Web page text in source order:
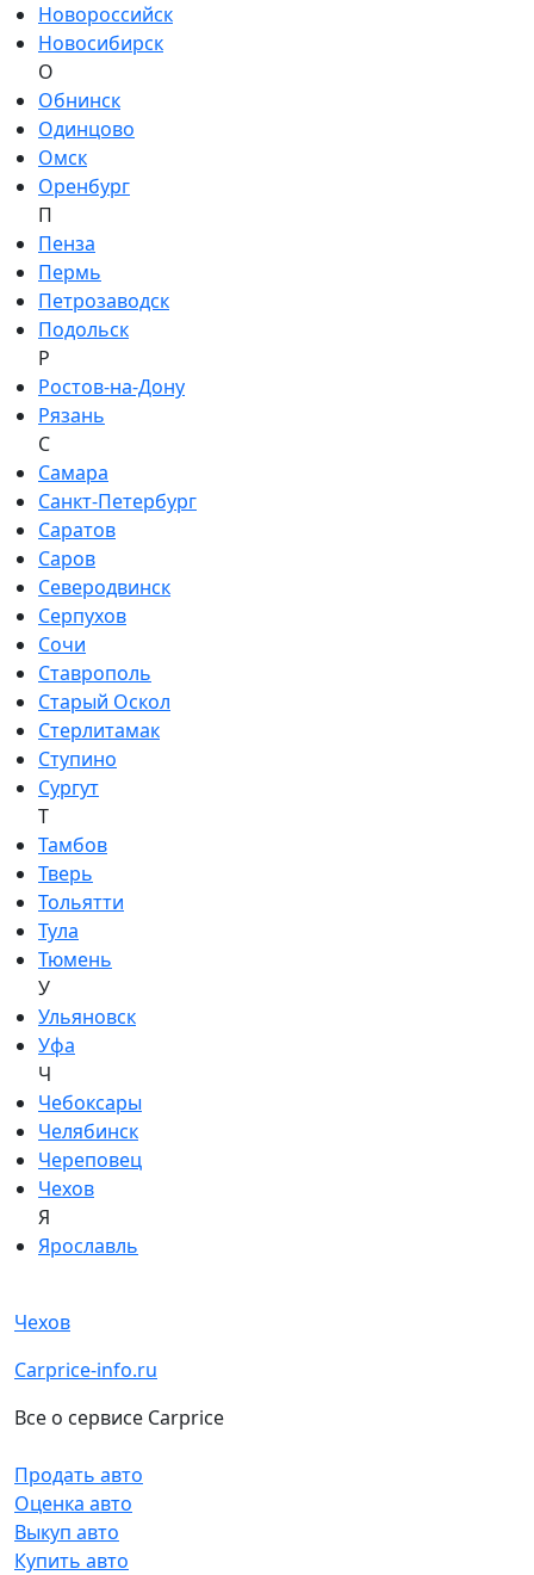
Новороссийск
Новосибирск
О
Обнинск
Одинцово
Омск
Оренбург
П
Пенза
Пермь
Петрозаводск
Подольск
Р
Ростов-на-Дону
Рязань
С
Самара
Санкт-Петербург
Саратов
Саров
Северодвинск
Серпухов
Сочи
Ставрополь
Старый Оскол
Стерлитамак
Ступино
Сургут
Т
Тамбов
Тверь
Тольятти
Тула
Тюмень
У
Ульяновск
Уфа
Ч
Чебоксары
Челябинск
Череповец
Чехов
Я
Ярославль
Чехов
Carprice-info.ru
Все о сервисе Carprice
Продать авто
Оценка авто
Выкуп авто
Купить авто